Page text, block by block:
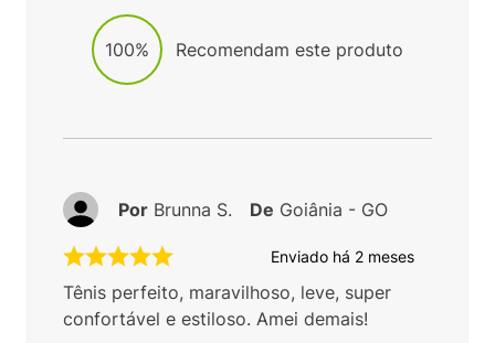
100% Recomendam este produto
Enviado há 2 meses
Tênis perfeito, maravilhoso, leve, super
confortável e estiloso. Amei demais!
Por Brunna S. De Goiânia - GO